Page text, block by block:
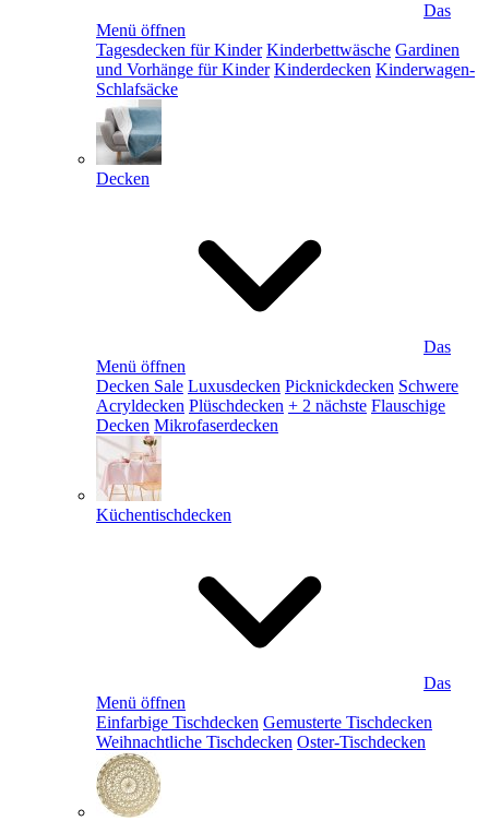
Das
Menü öffnen
Tagesdecken für Kinder Kinderbettwäsche Gardinen
und Vorhänge für Kinder Kinderdecken Kinderwagen-
Schlafsäcke
Decken
Das
Menü öffnen
Decken Sale Luxusdecken Picknickdecken Schwere
Acryldecken Plüschdecken + 2 nächste Flauschige
Decken Mikrofaserdecken
Küchentischdecken
Das
Menü öffnen
Einfarbige Tischdecken Gemusterte Tischdecken
Weihnachtliche Tischdecken Oster-Tischdecken